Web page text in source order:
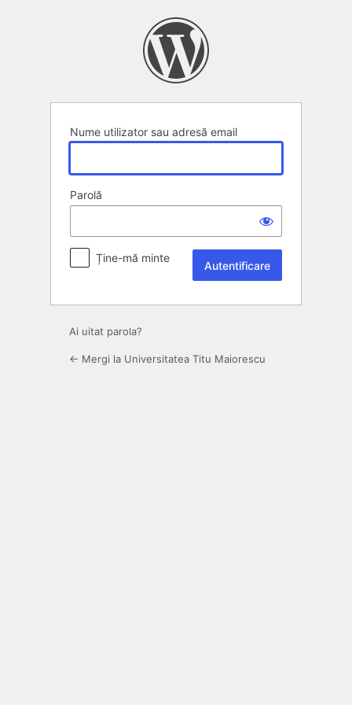
Nume utilizator sau adresă email
Parolă
Ține-mă minte
Ai uitat parola?
← Mergi la Universitatea Titu Maiorescu